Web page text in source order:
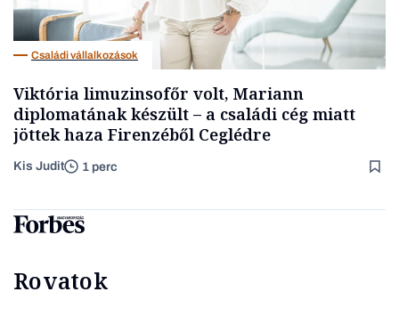
Családi vállalkozások
Viktória limuzinsofőr volt, Mariann
diplomatának készült – a családi cég miatt
jöttek haza Firenzéből Ceglédre
Kis Judit 1 perc
Rovatok